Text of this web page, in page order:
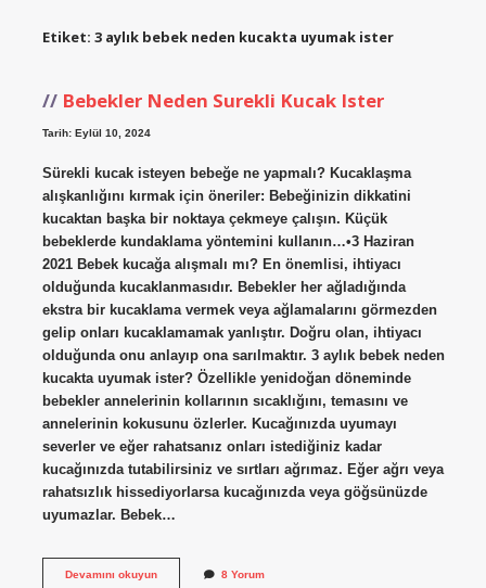
Etiket: 3 aylık bebek neden kucakta uyumak ister
Bebekler Neden Surekli Kucak Ister
Tarih: Eylül 10, 2024
Sürekli kucak isteyen bebeğe ne yapmalı? Kucaklaşma
alışkanlığını kırmak için öneriler: Bebeğinizin dikkatini
kucaktan başka bir noktaya çekmeye çalışın. Küçük
bebeklerde kundaklama yöntemini kullanın…•3 Haziran
2021 Bebek kucağa alışmalı mı? En önemlisi, ihtiyacı
olduğunda kucaklanmasıdır. Bebekler her ağladığında
ekstra bir kucaklama vermek veya ağlamalarını görmezden
gelip onları kucaklamamak yanlıştır. Doğru olan, ihtiyacı
olduğunda onu anlayıp ona sarılmaktır. 3 aylık bebek neden
kucakta uyumak ister? Özellikle yenidoğan döneminde
bebekler annelerinin kollarının sıcaklığını, temasını ve
annelerinin kokusunu özlerler. Kucağınızda uyumayı
severler ve eğer rahatsanız onları istediğiniz kadar
kucağınızda tutabilirsiniz ve sırtları ağrımaz. Eğer ağrı veya
rahatsızlık hissediyorlarsa kucağınızda veya göğsünüzde
uyumazlar. Bebek…
Devamını okuyunBebekler
8 Yorum